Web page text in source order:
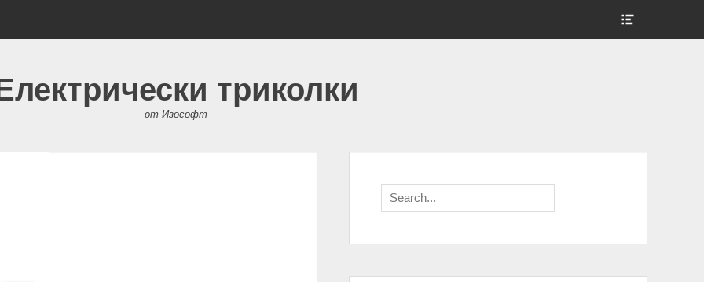
Header
триколки
от Изософт
Search
for: